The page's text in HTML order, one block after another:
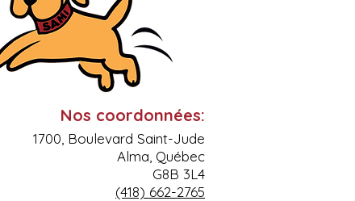
Nos coordonnées:
1700, Boulevard Saint-Jude
Alma, Québec
G8B 3L4
(418) 662-2765